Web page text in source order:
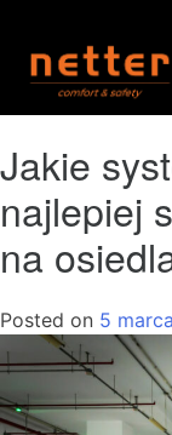
Jakie
najlepiej
na
Posted on 5